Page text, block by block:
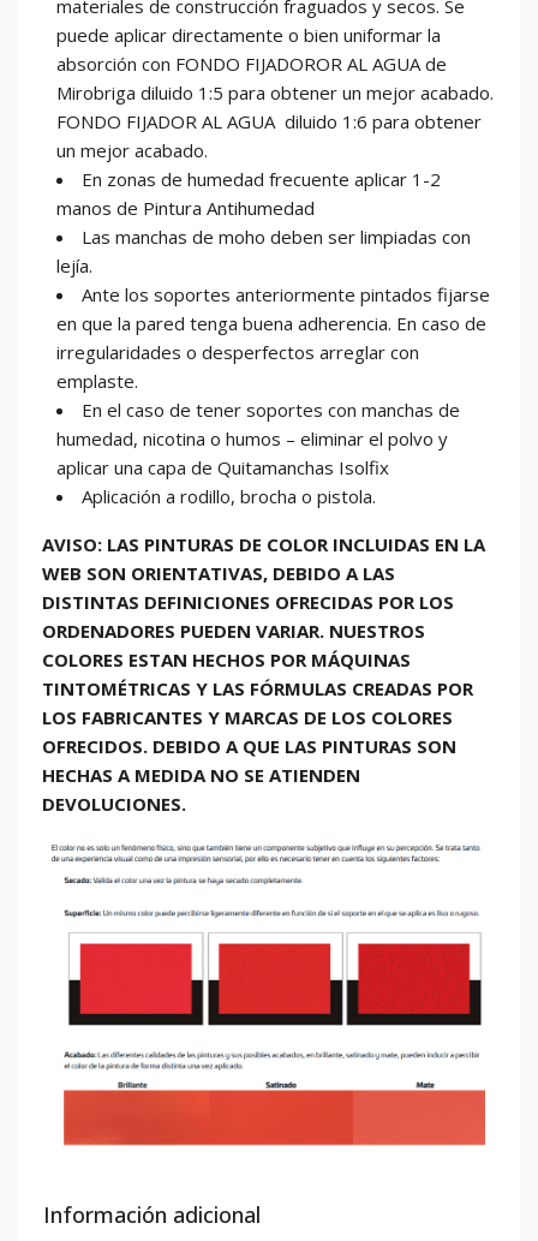
materiales de construcción fraguados y secos. Se
puede aplicar directamente o bien uniformar la
absorción con FONDO FIJADOROR AL AGUA de
Mirobriga diluido 1:5 para obtener un mejor acabado.
FONDO FIJADOR AL AGUA diluido 1:6 para obtener
un mejor acabado.
En zonas de humedad frecuente aplicar 1-2
manos de Pintura Antihumedad
Las manchas de moho deben ser limpiadas con
lejía.
Ante los soportes anteriormente pintados fijarse
en que la pared tenga buena adherencia. En caso de
irregularidades o desperfectos arreglar con
emplaste.
En el caso de tener soportes con manchas de
humedad, nicotina o humos – eliminar el polvo y
aplicar una capa de Quitamanchas Isolfix
Aplicación a rodillo, brocha o pistola.
AVISO: LAS PINTURAS DE COLOR INCLUIDAS EN LA
WEB SON ORIENTATIVAS, DEBIDO A LAS
DISTINTAS DEFINICIONES OFRECIDAS POR LOS
ORDENADORES PUEDEN VARIAR. NUESTROS
COLORES ESTAN HECHOS POR MÁQUINAS
TINTOMÉTRICAS Y LAS FÓRMULAS CREADAS POR
LOS FABRICANTES Y MARCAS DE LOS COLORES
OFRECIDOS. DEBIDO A QUE LAS PINTURAS SON
HECHAS A MEDIDA NO SE ATIENDEN
DEVOLUCIONES.
Información adicional